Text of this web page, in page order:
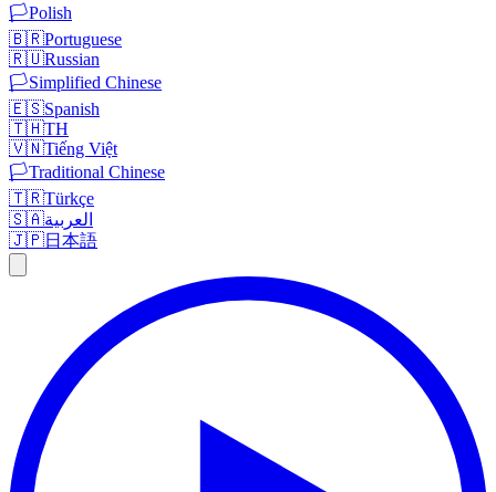
🏳️Polish
🇧🇷Portuguese
🇷🇺Russian
🏳️Simplified Chinese
🇪🇸Spanish
🇹🇭TH
🇻🇳Tiếng Việt
🏳️Traditional Chinese
🇹🇷Türkçe
🇸🇦العربية
🇯🇵日本語